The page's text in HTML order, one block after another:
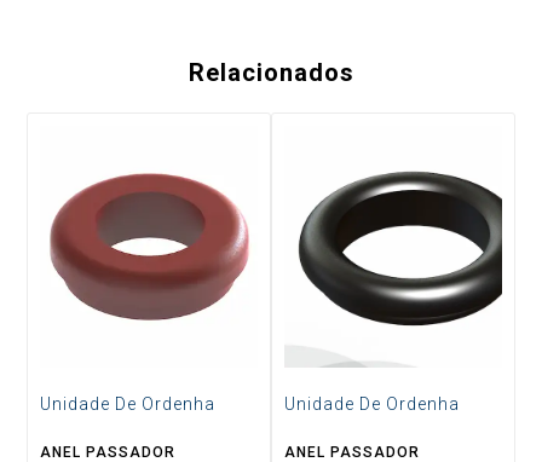
Relacionados
Unidade De Ordenha
ANEL PASSADOR
Unidade De Ordenha
ANEL PASSADOR